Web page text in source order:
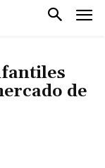
de